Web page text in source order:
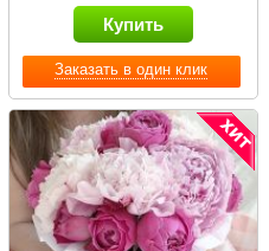
Заказать в один клик
Купить